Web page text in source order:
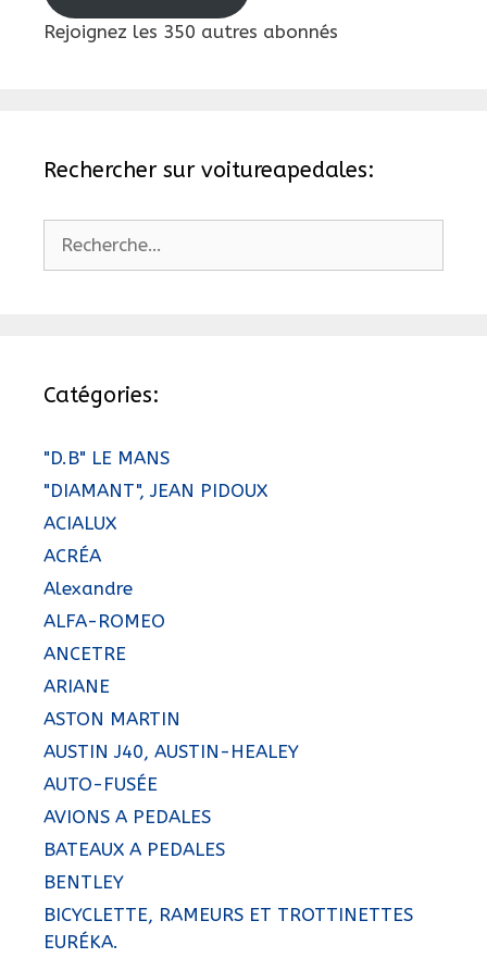
Rejoignez les 350 autres abonnés
Rechercher sur voitureapedales:
Catégories:
"D.B" LE MANS
"DIAMANT", JEAN PIDOUX
ACIALUX
ACRÉA
Alexandre
ALFA-ROMEO
ANCETRE
ARIANE
ASTON MARTIN
AUSTIN J40, AUSTIN-HEALEY
AUTO-FUSÉE
AVIONS A PEDALES
BATEAUX A PEDALES
BENTLEY
BICYCLETTE, RAMEURS ET TROTTINETTES
EURÉKA.